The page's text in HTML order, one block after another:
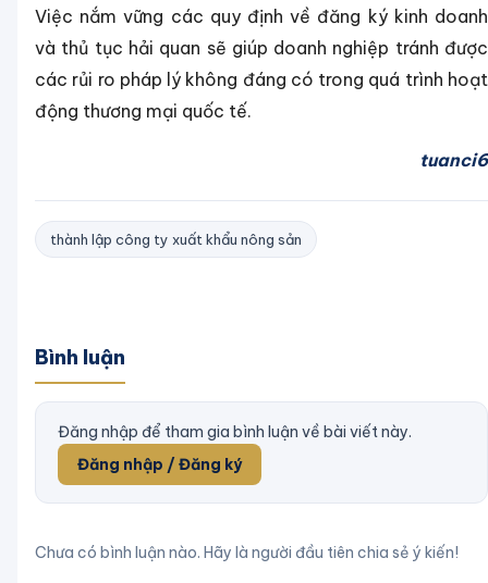
Việc nắm vững các quy định về đăng ký kinh doanh
và thủ tục hải quan sẽ giúp doanh nghiệp tránh được
các rủi ro pháp lý không đáng có trong quá trình hoạt
động thương mại quốc tế.
tuanci6
thành lập công ty xuất khẩu nông sản
Bình luận
Đăng nhập để tham gia bình luận về bài viết này.
Đăng nhập / Đăng ký
Chưa có bình luận nào. Hãy là người đầu tiên chia sẻ ý kiến!